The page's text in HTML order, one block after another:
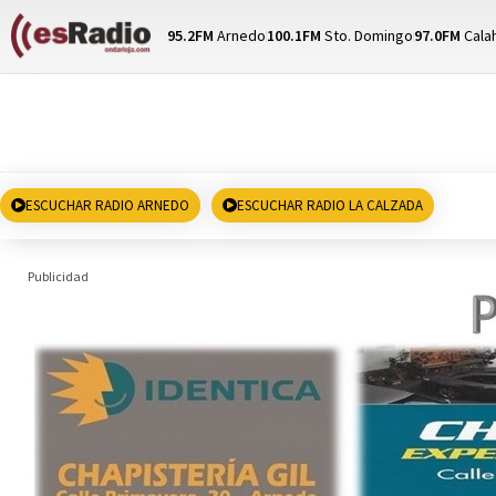
95.2FM Arnedo100.1FM Sto. Domingo97.0FM
ESCUCHAR RADIO ARNEDO ESCUCHAR RADIO LA CALZADA
Publicidad